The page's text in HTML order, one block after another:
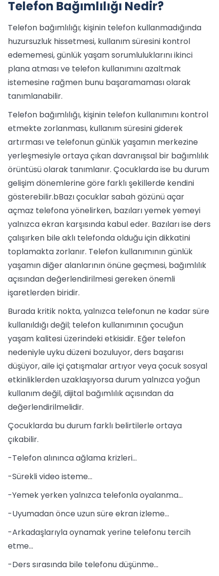
Telefon Bağımlılığı Nedir?
Telefon bağımlılığı; kişinin telefon kullanmadığında
huzursuzluk hissetmesi, kullanım süresini kontrol
edememesi, günlük yaşam sorumluluklarını ikinci
plana atması ve telefon kullanımını azaltmak
istemesine rağmen bunu başaramaması olarak
tanımlanabilir.
Telefon bağımlılığı, kişinin telefon kullanımını kontrol
etmekte zorlanması, kullanım süresini giderek
artırması ve telefonun günlük yaşamın merkezine
yerleşmesiyle ortaya çıkan davranışsal bir bağımlılık
örüntüsü olarak tanımlanır. Çocuklarda ise bu durum
gelişim dönemlerine göre farklı şekillerde kendini
gösterebilir.bBazı çocuklar sabah gözünü açar
açmaz telefona yönelirken, bazıları yemek yemeyi
yalnızca ekran karşısında kabul eder. Bazıları ise ders
çalışırken bile aklı telefonda olduğu için dikkatini
toplamakta zorlanır. Telefon kullanımının günlük
yaşamın diğer alanlarının önüne geçmesi, bağımlılık
açısından değerlendirilmesi gereken önemli
işaretlerden biridir.
Burada kritik nokta, yalnızca telefonun ne kadar süre
kullanıldığı değil; telefon kullanımının çocuğun
yaşam kalitesi üzerindeki etkisidir. Eğer telefon
nedeniyle uyku düzeni bozuluyor, ders başarısı
düşüyor, aile içi çatışmalar artıyor veya çocuk sosyal
etkinliklerden uzaklaşıyorsa durum yalnızca yoğun
kullanım değil, dijital bağımlılık açısından da
değerlendirilmelidir.
Çocuklarda bu durum farklı belirtilerle ortaya
çıkabilir.
-Telefon alınınca ağlama krizleri...
-Sürekli video isteme...
-Yemek yerken yalnızca telefonla oyalanma...
-Uyumadan önce uzun süre ekran izleme...
-Arkadaşlarıyla oynamak yerine telefonu tercih
etme...
-Ders sırasında bile telefonu düşünme...